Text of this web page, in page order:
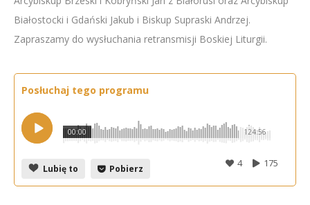
Białostocki i Gdański Jakub i Biskup Supraski Andrzej.
Zapraszamy do wysłuchania retransmisji Boskiej Liturgii.
Posłuchaj tego programu
124:56
00:00
Lubię to Pobierz 175
4